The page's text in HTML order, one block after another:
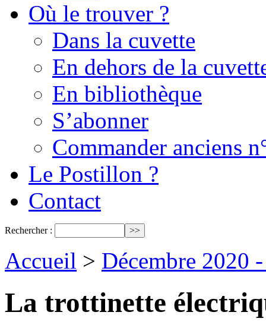
Où le trouver ?
Dans la cuvette
En dehors de la
En bibliothèque
S’abonner
Commander anciens
Le Postillon ?
Contact
Rechercher :
Accueil > Décembre 2020
La trottinette